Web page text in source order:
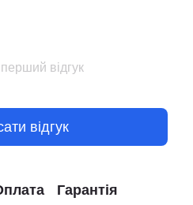
відгук
відгук
Гарантія